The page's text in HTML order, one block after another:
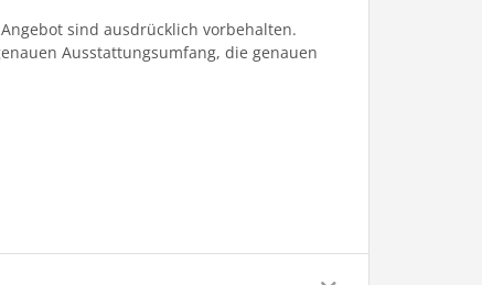
sind ausdrücklich vorbehalten.
Ausstattungsumfang, die genauen